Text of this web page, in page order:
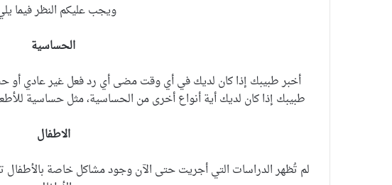
ويجب عليكم النظر فيما
الحساسية
أخبر طبيبك إذا كان لديك في أي وقت مضى أي رد فعل غير عادي أو
طبيبك إذا كان لديك أية أنواع أخرى من الحساسية، مثل حساسية
الاطفال
لم تُظهر الدراسات التي أجريت حتى الآن وجود مشاكل خاصة